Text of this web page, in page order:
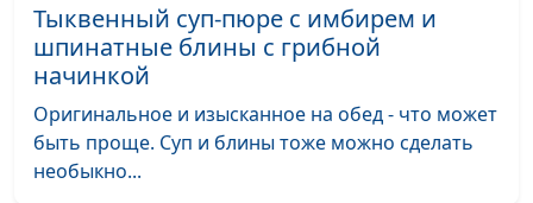
Тефтели из чечевицы
Гегецик
Шахназарян
Сладкий плов и бутербродики с
авокадо
Гегецик
Шахназарян
#45
Слоеные китайские лепешки
Тыквенный суп-пюре с имбирем и
шпинатные блины с грибной
начинкой
Оригинальное и изысканное на обед - что может
быть проще. Суп и блины тоже можно сделать
необыкно...